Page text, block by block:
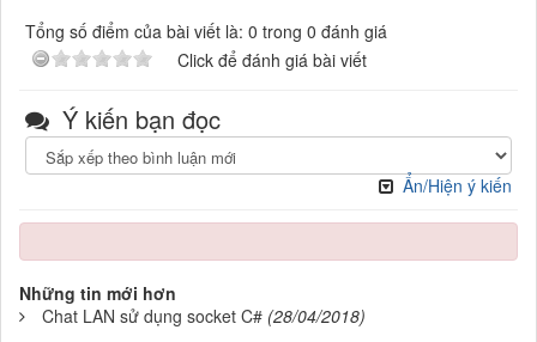
Tổng số điểm của bài viết là: 0 trong 0 đánh giá
Click để đánh giá bài viết
Ý kiến bạn đọc
Ẩn/Hiện ý kiến
Những tin mới hơn
Chat LAN sử dụng socket C# (28/04/2018)